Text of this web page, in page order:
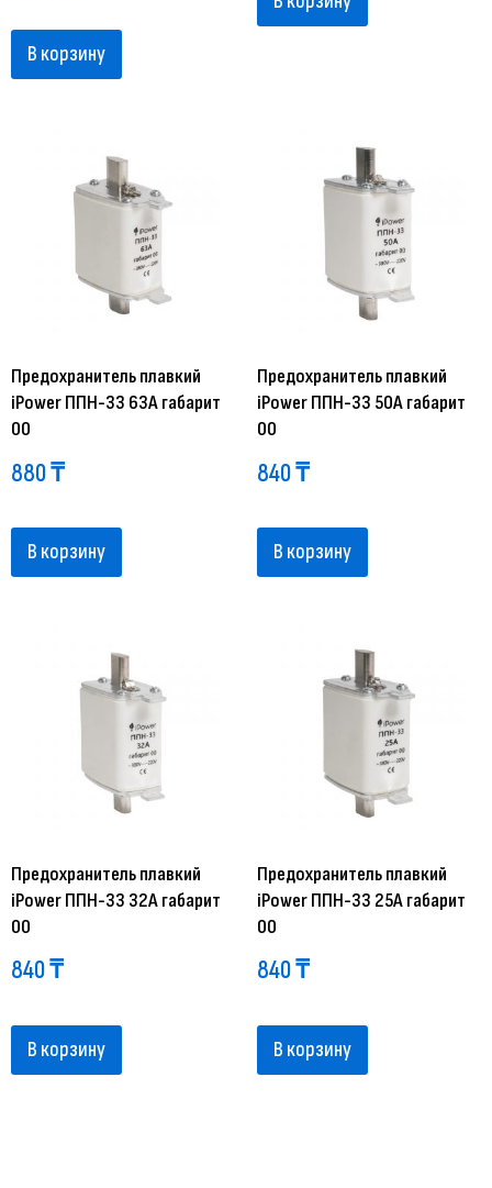
В корзину
Предохранитель плавкий
iPower ППН-33 63А габарит
00
880₸
В корзину
Предохранитель плавкий
iPower ППН-33 50А габарит
00
840₸
В корзину
Предохранитель плавкий
iPower ППН-33 32А габарит
00
840₸
В корзину
Предохранитель плавкий
iPower ППН-33 25А габарит
00
840₸
В корзину